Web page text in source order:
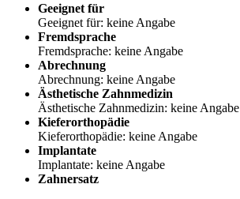
Geeignet für
Geeignet für: keine Angabe
Fremdsprache
Fremdsprache: keine Angabe
Abrechnung
Abrechnung: keine Angabe
Ästhetische Zahnmedizin
Ästhetische Zahnmedizin: keine Angabe
Kieferorthopädie
Kieferorthopädie: keine Angabe
Implantate
Implantate: keine Angabe
Zahnersatz